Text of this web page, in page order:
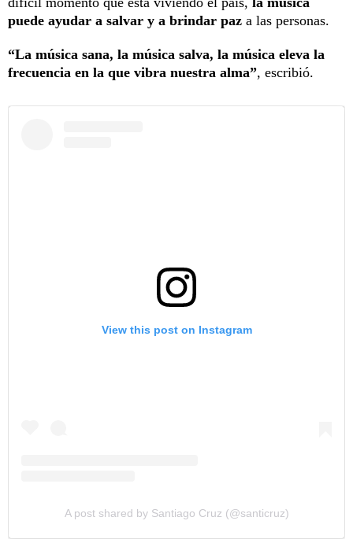
puede ayudar a salvar y a brindar paz a las personas.
“La música sana, la música salva, la música eleva la
frecuencia en la que vibra nuestra alma”, escribió.
View this post on Instagram
A post shared by Santiago Cruz (@santicruz)